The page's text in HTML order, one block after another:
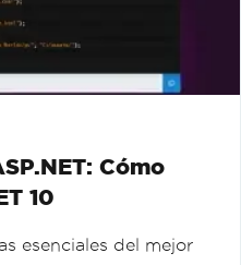
Cómo
10
esenciales del mejor